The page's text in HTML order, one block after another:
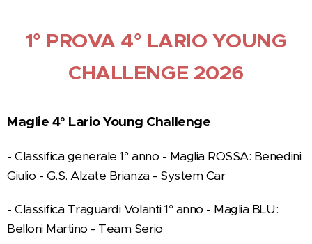
1° PROVA 4° LARIO YOUNG
CHALLENGE 2026
Maglie 4° Lario Young Challenge
- Classifica generale 1° anno - Maglia ROSSA: Benedini
Giulio - G.S. Alzate Brianza - System Car
- Classifica Traguardi Volanti 1° anno - Maglia BLU:
Belloni Martino - Team Serio